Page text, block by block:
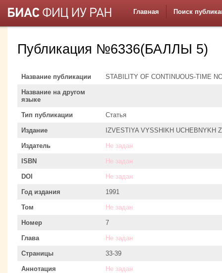
Главная Поиск
Публикация №6336(БАЛЛЫ 5)
Название публикации STABILITY OF CONTINUOUS-TIME
Название на другом
языке
Тип публикации Статья
Издание IZVESTIYA VYSSHIKH UCHEBNYKH
Издатель Не задан
ISBN Не задан
DOI Не задан
Год издания 1991
Том Не задан
Номер 7
Глава Не задан
Страницы 33-39
Аннотация Не задан